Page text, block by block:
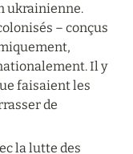
ukrainienne.
– conçus
Il y
faisaient les
de
la lutte des